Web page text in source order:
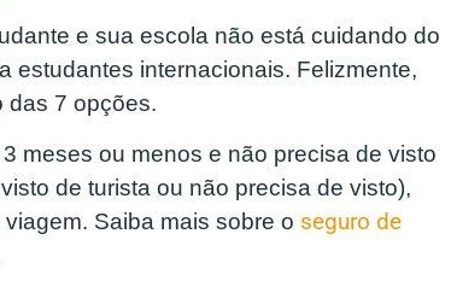
e sua escola não está cuidando do
estudantes internacionais. Felizmente,
das 7 opções.
meses ou menos e não precisa de visto
de turista ou não precisa de visto),
Saiba mais sobre o seguro de